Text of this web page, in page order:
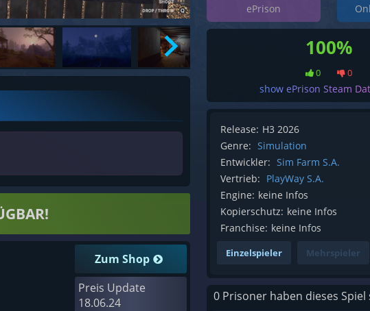
Zum Shop
Preis Update
18.06.24
ePrison
100%
0 0
show ePrison Steam
Release: H3 2026
Genre: Simulation
Entwickler: Sim Farm S.A.
Vertrieb: PlayWay S.A.
Engine: keine Infos
Kopierschutz: keine Infos
Franchise: keine Infos
Einzelspieler Mehrspieler
0 Prisoner haben dieses Spiel